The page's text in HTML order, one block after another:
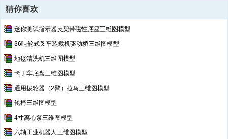
猜你喜欢
迷你测试指示器支架带磁性底座三维图模型
36吨轮式叉车装载机驱动桥三维图模型
地毯清洗机三维图模型
卡丁车底盘三维图模型
通用拔轮器（2臂）拉马三维图模型
轮椅三维图模型
4寸离心泵三维图模型
六轴工业机器人三维图模型